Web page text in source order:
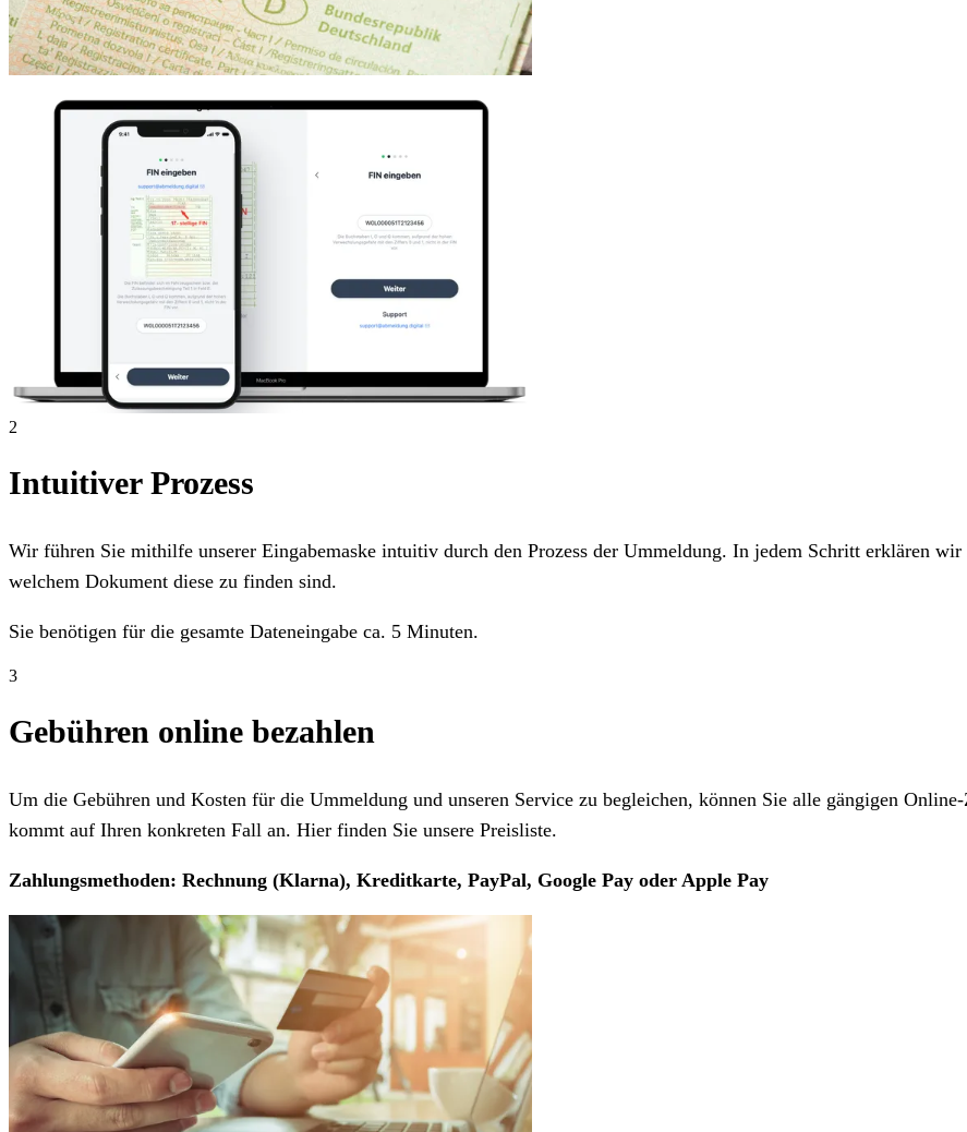
2
Intuitiver Prozess
Wir führen Sie mithilfe unserer Eingabemaske intuitiv durch den Prozess der Ummeldung. In jedem Schritt erklären
welchem Dokument diese zu finden sind.
Sie benötigen für die gesamte Dateneingabe ca. 5 Minuten.
3
Gebühren online bezahlen
Um die Gebühren und Kosten für die Ummeldung und unseren Service zu begleichen, können Sie alle gängigen
kommt auf Ihren konkreten Fall an. Hier finden Sie unsere Preisliste.
Zahlungsmethoden: Rechnung (Klarna), Kreditkarte, PayPal, Google Pay oder Apple Pay